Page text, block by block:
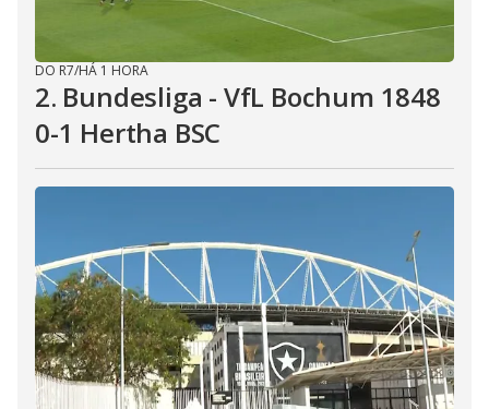
DO R7/HÁ 1 HORA
2. Bundesliga - VfL Bochum 1848
0-1 Hertha BSC